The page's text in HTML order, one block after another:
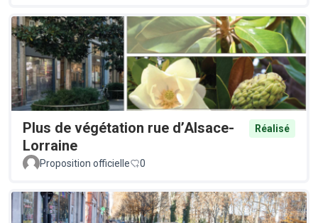
Plus de végétation rue d’Alsace-
Lorraine
Réalisé
Proposition officielle 0